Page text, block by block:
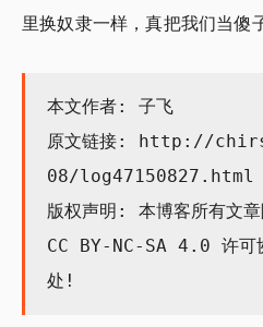
里换奴隶一样，真把我们当傻
本文作者: 子飞
原文链接: http://
08/log47150827.html
版权声明: 本博客所有文
CC BY-NC-SA 4.0 许可
处!